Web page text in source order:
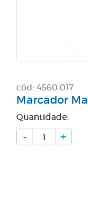
cód: 4560.017
Marcador
Quantidade:
- +